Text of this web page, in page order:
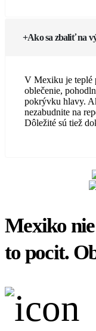
Ako sa zbaliť na
V Mexiku je teplé
oblečenie,
pokrývku hlavy.
nezabudnite na
Dôležité sú tiež
Mexiko
to pocit.